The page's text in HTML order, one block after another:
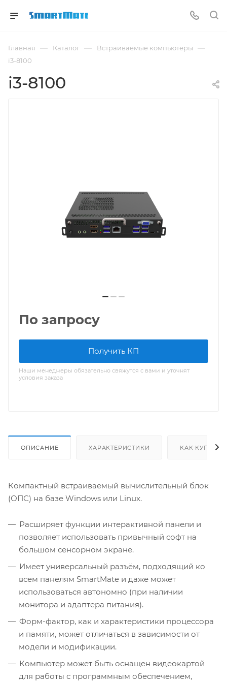
Главная — Каталог — Встраиваемые компьютеры —
i3-8100
i3-8100
По запросу
Получить КП
Наши менеджеры обязательно свяжутся с вами и уточнят
условия заказа
ОПИСАНИЕ ХАРАКТЕРИСТИКИ КАК КУПИТЬ
Компактный встраиваемый вычислительный блок
(ОПС) на базе Windows или Linux.
Расширяет функции интерактивной панели и
позволяет использовать привычный софт на
большом сенсорном экране.
Имеет универсальный разъём, подходящий ко
всем панелям SmartMate и даже может
использоваться автономно (при наличии
монитора и адаптера питания).
Форм-фактор, как и характеристики процессора
и памяти, может отличаться в зависимости от
модели и модификации.
Компьютер может быть оснащен видеокартой
для работы с программным обеспечением,